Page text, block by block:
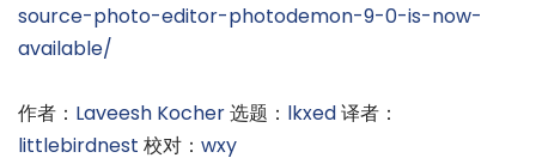
source-photo-editor-photodemon-9-0-is-now-
available/
作者： Laveesh Kocher选题： lkxed译者：
littlebirdnest 校对： wxy